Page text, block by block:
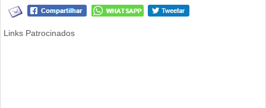
Links Patrocinados